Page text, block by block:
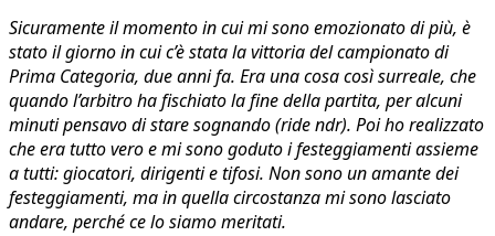
Sicuramente il momento in cui mi sono emozionato di più, è
stato il giorno in cui c’è stata la vittoria del campionato di
Prima Categoria, due anni fa. Era una cosa così surreale, che
quando l’arbitro ha fischiato la fine della partita, per alcuni
minuti pensavo di stare sognando (ride ndr). Poi ho realizzato
che era tutto vero e mi sono goduto i festeggiamenti assieme
a tutti: giocatori, dirigenti e tifosi. Non sono un amante dei
festeggiamenti, ma in quella circostanza mi sono lasciato
andare, perché ce lo siamo meritati.